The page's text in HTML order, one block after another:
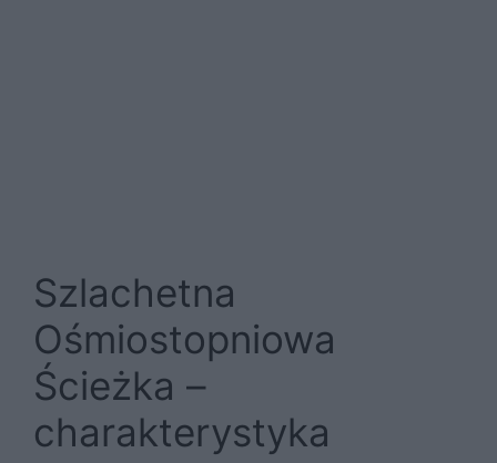
Szlachetna
Ośmiostopniowa
Ścieżka –
charakterystyka